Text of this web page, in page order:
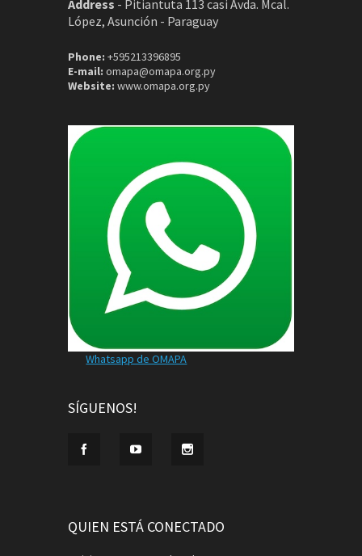
Address - Pitiantuta 113 casi Avda. Mcal.
López, Asunción - Paraguay
Phone: +595213396895
E-mail: omapa@omapa.org.py
Website: www.omapa.org.py
Whatsapp de OMAPA
SÍGUENOS!
QUIEN ESTÁ CONECTADO